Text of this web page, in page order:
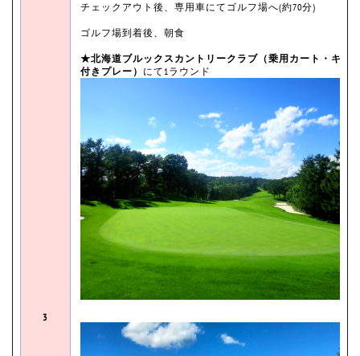
3
チェックアウト後、専用車にてゴルフ場へ(約70分)
ゴルフ場到着後、朝食
★北海道ブルックスカントリークラブ（乗用カート・キャ
付きプレー） にて1ラウンド